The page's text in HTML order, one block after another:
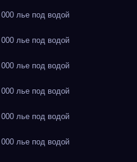
лье под водой
лье под водой
лье под водой
лье под водой
лье под водой
лье под водой